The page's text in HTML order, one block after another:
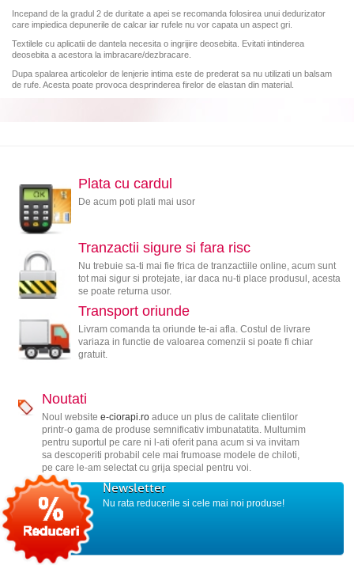
Incepand de la gradul 2 de duritate a apei se recomanda folosirea unui dedurizator
care impiedica depunerile de calcar iar rufele nu vor capata un aspect gri.
Textilele cu aplicatii de dantela necesita o ingrijire deosebita. Evitati intinderea
deosebita a acestora la imbracare/dezbracare.
Dupa spalarea articolelor de lenjerie intima este de prederat sa nu utilizati un balsam
de rufe. Acesta poate provoca desprinderea firelor de elastan din material.
Plata cu cardul
De acum poti plati mai usor
Tranzactii sigure si fara risc
Nu trebuie sa-ti mai fie frica de tranzactiile online, acum sunt
tot mai sigur si protejate, iar daca nu-ti place produsul, acesta
se poate returna usor.
Transport oriunde
Livram comanda ta oriunde te-ai afla. Costul de livrare
variaza in functie de valoarea comenzii si poate fi chiar
gratuit.
Noutati
Noul website e-ciorapi.roaduce un plus de calitate clientilor
printr-o gama de produse semnificativ imbunatatita. Multumim
pentru suportul pe care ni l-ati oferit pana acum si va invitam
sa descoperiti probabil cele mai frumoase modele de chiloti,
pe care le-am selectat cu grija special pentru voi.
Newsletter
Nu rata reducerile si cele mai noi produse!